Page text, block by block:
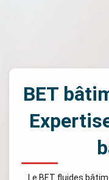
BET
Le BET fluides